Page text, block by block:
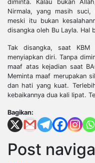
diminta. Kalau bukan
Nirmala, yang masih suci,
meski itu bukan
disangka oleh Bu Layla. Hal
Tak disangka, saat KBM
menyiapkan diri. Tanpa
maaf atas kejadian saat
Meminta maaf merupakan
dan hati yang kuat.
kebaikannya dua kali lipat.
Bagikan:
Post